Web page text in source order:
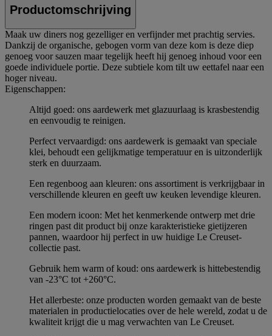
Productomschrijving
Maak uw diners nog gezelliger en verfijnder met prachtig servies.
Dankzij de organische, gebogen vorm van deze kom is deze diep
genoeg voor sauzen maar tegelijk heeft hij genoeg inhoud voor een
goede individuele portie. Deze subtiele kom tilt uw eettafel naar een
hoger niveau.
Eigenschappen:
Altijd goed: ons aardewerk met glazuurlaag is krasbestendig
en eenvoudig te reinigen.
Perfect vervaardigd: ons aardewerk is gemaakt van speciale
klei, behoudt een gelijkmatige temperatuur en is uitzonderlijk
sterk en duurzaam.
Een regenboog aan kleuren: ons assortiment is verkrijgbaar in
verschillende kleuren en geeft uw keuken levendige kleuren.
Een modern icoon: Met het kenmerkende ontwerp met drie
ringen past dit product bij onze karakteristieke gietijzeren
pannen, waardoor hij perfect in uw huidige Le Creuset-
collectie past.
Gebruik hem warm of koud: ons aardewerk is hittebestendig
van -23°C tot +260°C.
Het allerbeste: onze producten worden gemaakt van de beste
materialen in productielocaties over de hele wereld, zodat u de
kwaliteit krijgt die u mag verwachten van Le Creuset.